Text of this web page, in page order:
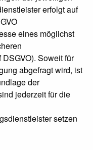
erfolgt auf
eines möglichst
Soweit für
abgefragt wird, ist
der
jederzeit für die
setzen